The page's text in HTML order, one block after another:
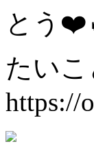
とう
たい
https://